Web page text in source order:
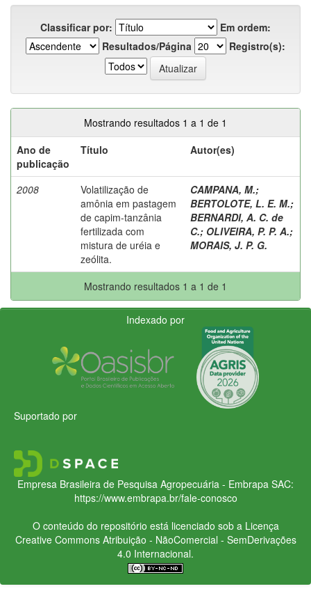
Classificar por:
Em ordem:
Resultados/Página
Registro(s):
Mostrando resultados 1 a 1 de 1
Ano de
publicação
Título Autor(es)
2008
Volatilização de
amônia em pastagem
de capim-tanzânia
fertilizada com
mistura de uréia e
zeólita.
CAMPANA, M.;
BERTOLOTE, L. E. M.;
BERNARDI, A. C. de
C.; OLIVEIRA, P. P. A.;
MORAIS, J. P. G.
Mostrando resultados 1 a 1 de 1
Indexado por
Suportado por
Empresa Brasileira de Pesquisa Agropecuária - Embrapa SAC:
https://www.embrapa.br/fale-conosco
O conteúdo do repositório está licenciado sob a Licença
Creative CommonsAtribuição - NãoComercial - SemDerivações
4.0 Internacional.